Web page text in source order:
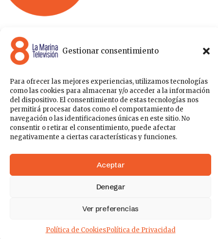
Gestionar consentimiento
Para ofrecer las mejores experiencias, utilizamos tecnologías
como las cookies para almacenar y/o acceder a la información
del dispositivo. El consentimiento de estas tecnologías nos
permitirá procesar datos como el comportamiento de
navegación o las identificaciones únicas en este sitio. No
consentir o retirar el consentimiento, puede afectar
negativamente a ciertas características y funciones.
Aceptar
Denegar
Ver preferencias
Política de CookiesPolítica de Privacidad
8 La Marina Televisión cuenta con una amplia gama de
programas para satisfacer las necesidades y gustos de cualquier
persona, entre los que se encuentran programas de ámbito
político , de noticias, deportes, fiestas y eventos… para estar a la
última de todo lo que acontece en nuestra comarca.
Sobre nosotros
Acceder
Contáctanos Publicítate con nosotros
Política de Privacidad
Política de Cookies
148k 41